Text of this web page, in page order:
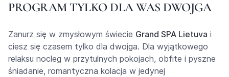
PROGRAM TYLKO DLA WAS DWOJGA
Zanurz się w zmysłowym świecie Grand SPA Lietuva i
ciesz się czasem tylko dla dwojga. Dla wyjątkowego
relaksu nocleg w przytulnych pokojach, obfite i pyszne
śniadanie, romantyczna kolacja w jedynej